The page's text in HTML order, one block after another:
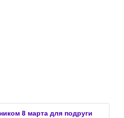
8 марта для подруги